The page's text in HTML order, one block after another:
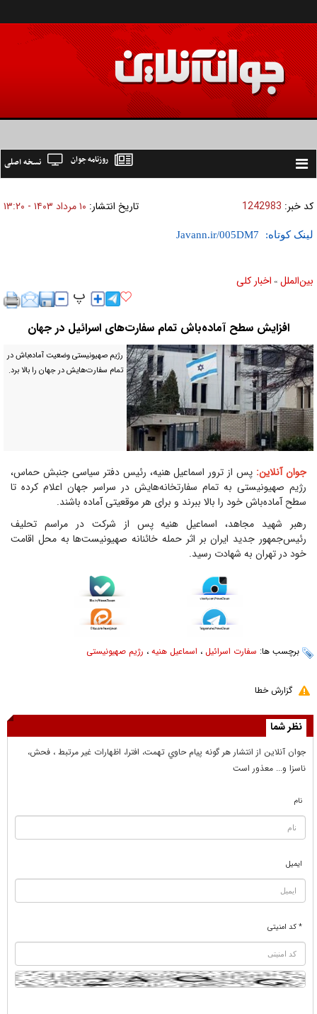
Toggle
نسخه اصلی روزنامه جوان
کد خبر: 1242983 تاریخ انتشار: ۱۰ مرداد ۱۴۰۳ - ۱۳:۲۰
لینک کوتاه:
بين‌الملل » اخبار كلی
افزایش سطح آماده‌باش تمام سفارت‌های اسرائیل در جهان
رژیم صهیونیستی وضعیت آماده‌باش در
تمام سفارت‌هایش در جهان را بالا برد.
جوان آنلاین: پس از ترور اسماعیل هنیه، رئیس دفتر سیاسی جنبش حماس،
رژیم صهیونیستی به تمام سفارتخانه‌هایش در سراسر جهان اعلام کرده تا
سطح آماده‌باش خود را بالا ببرند و برای هر موقعیتی آماده باشند.
رهبر شهید مجاهد، اسماعیل هنیه پس از شرکت در مراسم تحلیف
رئیس‌جمهور جدید ایران بر اثر حمله خائنانه صهیونیست‌ها به محل اقامت
خود در تهران به شهادت رسید.
برچسب ها: سفارت اسرائیل ، اسماعیل هنیه ، رژیم صهیونیستی
گزارش خطا
نظر شما
جوان آنلاين از انتشار هر گونه پيام حاوي تهمت، افترا، اظهارات غير مرتبط ، فحش،
ناسزا و... معذور است
نام
ایمیل
* کد امنیتی